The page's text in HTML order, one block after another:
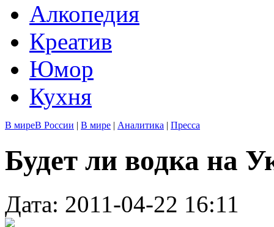
Алкопедия
Креатив
Юмор
Кухня
В миреВ России | В мире | Аналитика | Пресса
Будет ли водка на
Дата: 2011-04-22 16:11